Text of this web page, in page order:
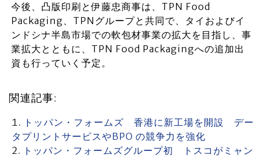
今後、凸版印刷と伊藤忠商事は、TPN Food
Packaging、TPNグループと共同で、タイおよびイ
ンドシナ半島市場での軟包材事業の拡大を目指し、事
業拡大とともに、TPN Food Packagingへの追加出
資も行っていく予定。
関連記事:
トッパン・フォームズ 香港に新工場を開設 デー
タプリントサービスやBPO の競争力を強化
トッパン・フォームズグループ初 トスコがミャン